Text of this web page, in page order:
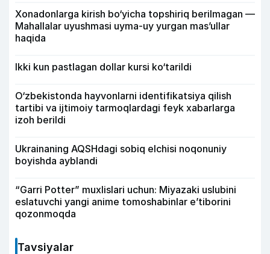
Xonadonlarga kirish bo‘yicha topshiriq berilmagan —
Mahallalar uyushmasi uyma-uy yurgan mas’ullar
haqida
Ikki kun pastlagan dollar kursi ko‘tarildi
O‘zbekistonda hayvonlarni identifikatsiya qilish
tartibi va ijtimoiy tarmoqlardagi feyk xabarlarga
izoh berildi
Ukrainaning AQSHdagi sobiq elchisi noqonuniy
boyishda ayblandi
“Garri Potter” muxlislari uchun: Miyazaki uslubini
eslatuvchi yangi anime tomoshabinlar e’tiborini
qozonmoqda
Tavsiyalar